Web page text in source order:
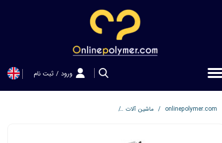
ورود / ثبت نام
سفارشات
خروج از حساب کاربری
onlinepolymer.com ماشین آلات